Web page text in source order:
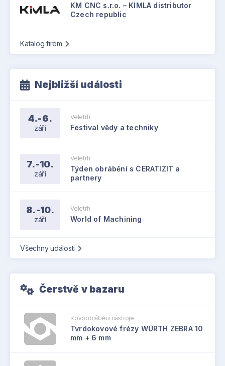
KM CNC s.r.o. – KIMLA distributor
Czech republic
Katalog firem
Nejbližší události
4.-6.
září
Veletrh
Festival vědy a techniky
7.-10.
září
Veletrh
Týden obrábění s CERATIZIT a
partnery
8.-10.
září
Veletrh
World of Machining
Všechny události
Čerstvě v bazaru
Kovoobráběcí nástroje
Tvrdokovové frézy WÜRTH ZEBRA 10
mm + 6 mm